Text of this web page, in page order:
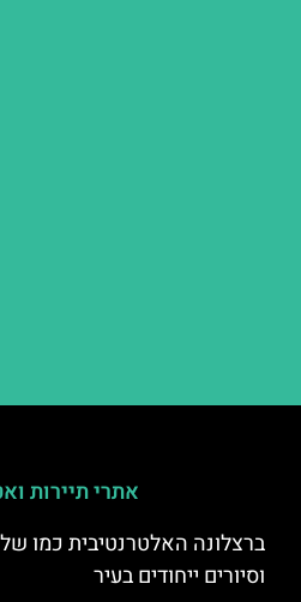
אתרי תיירות
ברצלונה האלטרנטיבית כמו
וסיורים ייחודים בעיר